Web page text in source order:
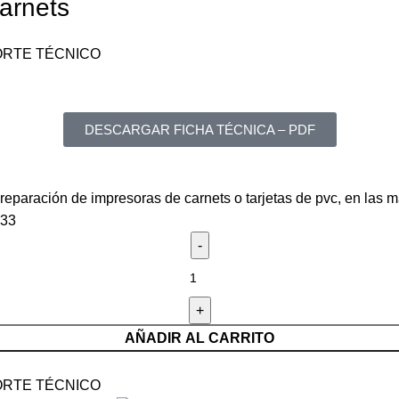
TÉCNICO
DESCARGAR FICHA TÉCNICA – PDF
de impresoras de carnets o tarjetas de pvc, en las
AÑADIR AL CARRITO
TÉCNICO